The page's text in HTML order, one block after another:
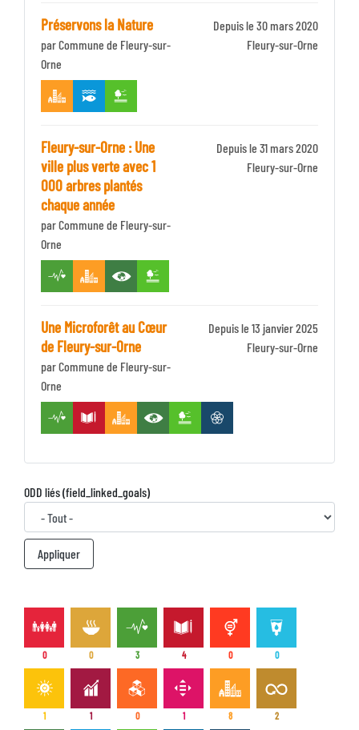
Préservons la Nature
par Commune de Fleury-sur-
Orne
Depuis le 30 mars 2020
Fleury-sur-Orne
Fleury-sur-Orne : Une
ville plus verte avec 1
000 arbres plantés
chaque année
par Commune de Fleury-sur-
Orne
Depuis le 31 mars 2020
Fleury-sur-Orne
Une Microforêt au Cœur
de Fleury-sur-Orne
par Commune de Fleury-sur-
Orne
Depuis le 13 janvier 2025
Fleury-sur-Orne
ODD liés (field_linked_goals)
0 0 3 4 0 0
1 1 0 1 8 2